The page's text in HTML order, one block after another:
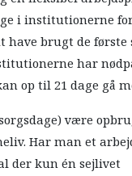
i institutionerne
have brugt de første
har
op til 21 dage gå
være
Har man et
der kun én sejlivet